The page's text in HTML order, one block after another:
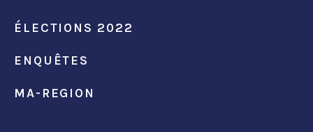
ÉLECTIONS 2022
ENQUÊTES
MA-REGION